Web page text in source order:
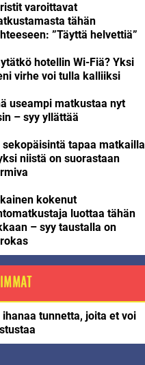
varoittavat
tähän
”Täyttä helvettiä”
hotellin Wi-Fiä? Yksi
virhe voi tulla kalliiksi
useampi matkustaa nyt
– syy yllättää
sekopäisintä tapaa matkailla
niistä on suorastaan
kokenut
luottaa tähän
– syy taustalla on
ihanaa tunnetta, joita et voi